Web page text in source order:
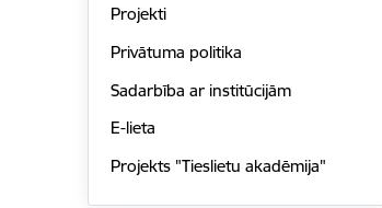
Projekti
Privātuma politika
Sadarbība ar institūcijām
E-lieta
Projekts "Tieslietu akadēmija"